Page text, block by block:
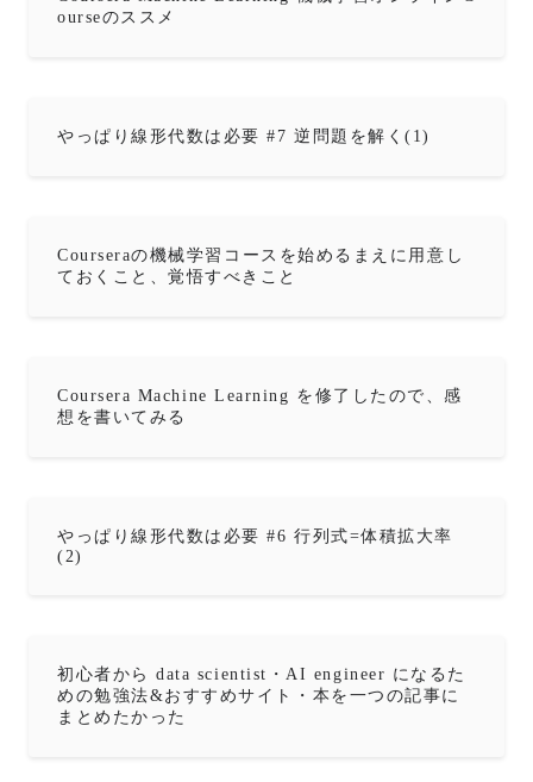
ourseのススメ
やっぱり線形代数は必要 #7 逆問題を解く(1)
Courseraの機械学習コースを始めるまえに用意し
ておくこと、覚悟すべきこと
Coursera Machine Learning を修了したので、感
想を書いてみる
やっぱり線形代数は必要 #6 行列式=体積拡大率
(2)
初心者から data scientist・AI engineer になるた
めの勉強法&おすすめサイト・本を一つの記事に
まとめたかった